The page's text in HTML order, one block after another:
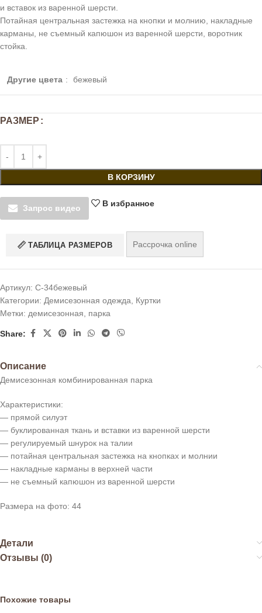
и вставок из варенной шерсти.
Потайная центральная застежка на кнопки и молнию, накладные
карманы, не съемный капюшон из варенной шерсти, воротник
стойка.
Другие цвета : бежевый
РАЗМЕР
В КОРЗИНУ
Запрос видео
В избранное
ТАБЛИЦА РАЗМЕРОВ Рассрочка online
Артикул: С-34бежевый
Категории: Демисезонная одежда, Куртки
Метки: демисезонная, парка
Share:
Описание
Демисезонная комбинированная парка
Характеристики:
— прямой силуэт
— буклированная ткань и вставки из варенной шерсти
— регулируемый шнурок на талии
— потайная центральная застежка на кнопках и молнии
— накладные карманы в верхней части
— не съемный капюшон из варенной шерсти
Размера на фото: 44
Детали
Отзывы (0)
Похожие товары